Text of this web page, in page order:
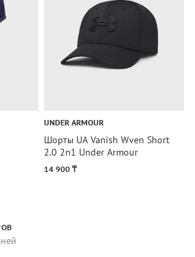
UNDER ARMOUR
Шорты UA Vanish Wven Short
2.0 2n1 Under Armour
14 900 ₸